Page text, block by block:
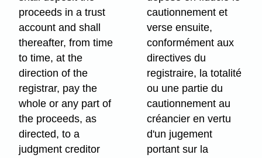
proceeds in a trust
account and shall
thereafter, from time
to time, at the
direction of the
registrar, pay the
whole or any part of
the proceeds, as
directed, to a
judgment creditor
cautionnement et
verse ensuite,
conformément aux
directives du
registraire, la totalité
ou une partie du
cautionnement au
créancier en vertu
d'un jugement
portant sur la